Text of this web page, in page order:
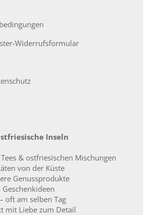
Widerrufsformular
Inseln
& ostfriesischen Mischungen
von der Küste
Genussprodukte
oft am selben Tag
mit Liebe zum Detail